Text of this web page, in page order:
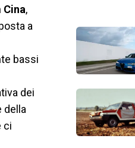
Cina,
a
bassi
dei
della
ci